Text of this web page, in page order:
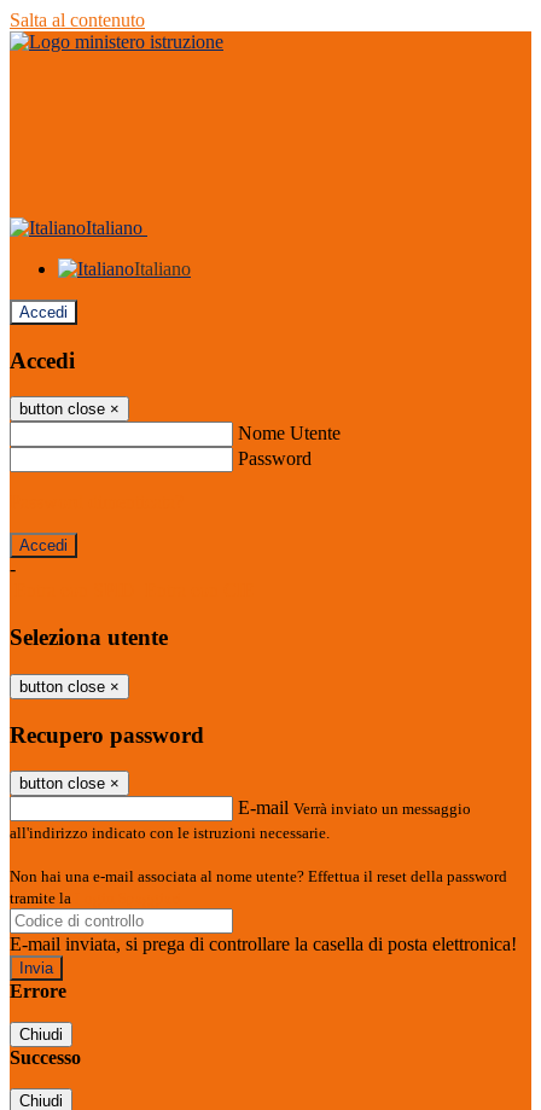
Salta al contenuto
Italiano
Italiano
Accedi
Accedi
button close ×
Nome Utente
Password
-
Seleziona utente
button close ×
Recupero password
button close ×
E-mail Verrà inviato un messaggio
all'indirizzo indicato con le istruzioni necessarie.
Non hai una e-mail associata al nome utente? Effettua il reset della password
tramite la
E-mail inviata, si prega di controllare la casella di posta elettronica!
Errore
Chiudi
Successo
Chiudi